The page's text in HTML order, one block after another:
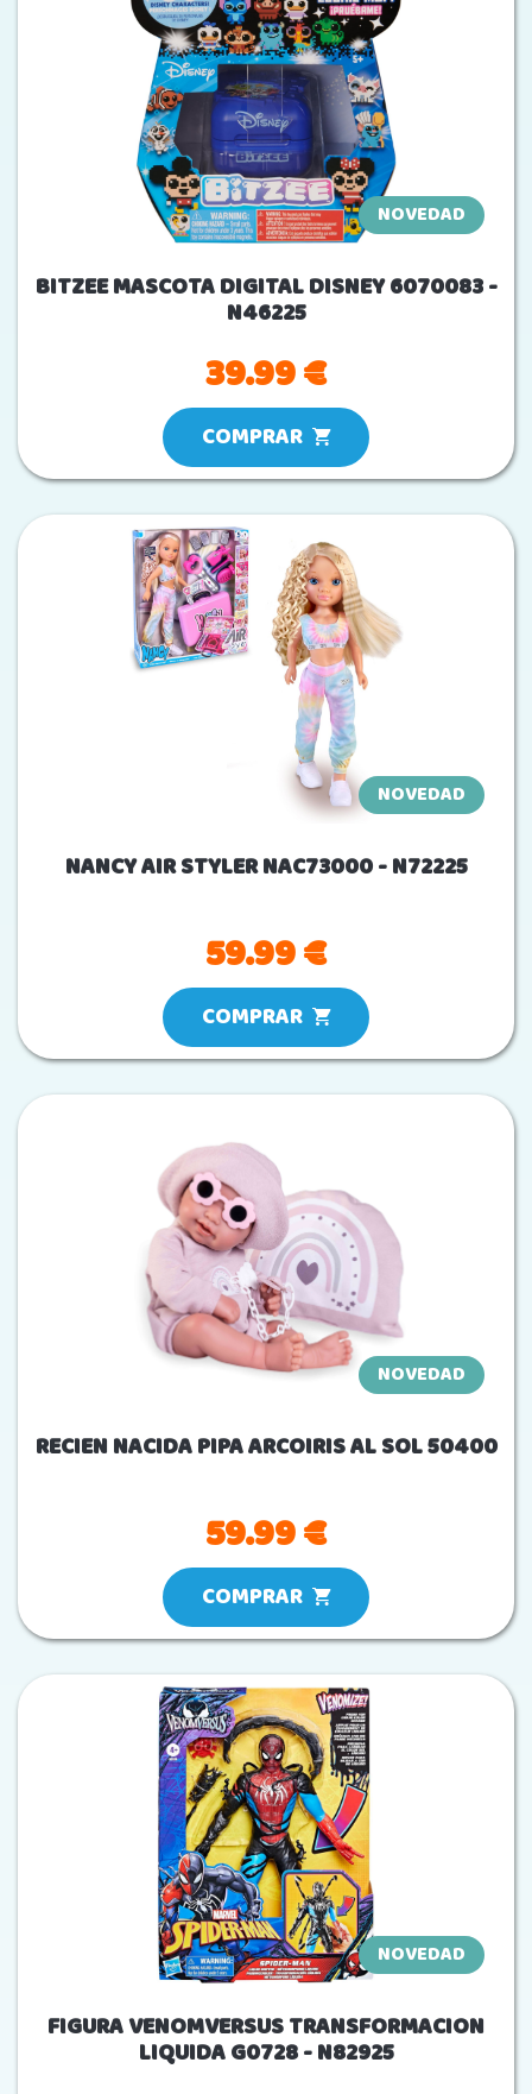
NOVEDAD
BITZEE MASCOTA DIGITAL DISNEY 6070083 -
N46225
39.99 €
COMPRAR
NOVEDAD
NANCY AIR STYLER NAC73000 - N72225
59.99 €
COMPRAR
NOVEDAD
RECIEN NACIDA PIPA ARCOIRIS AL SOL 50400
59.99 €
COMPRAR
NOVEDAD
FIGURA VENOMVERSUS TRANSFORMACION
LIQUIDA G0728 - N82925